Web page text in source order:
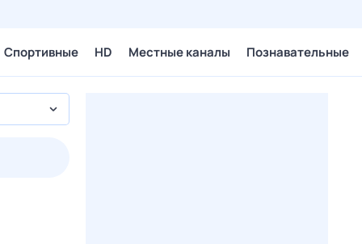
Спортивные HD Местные каналы Познавательные